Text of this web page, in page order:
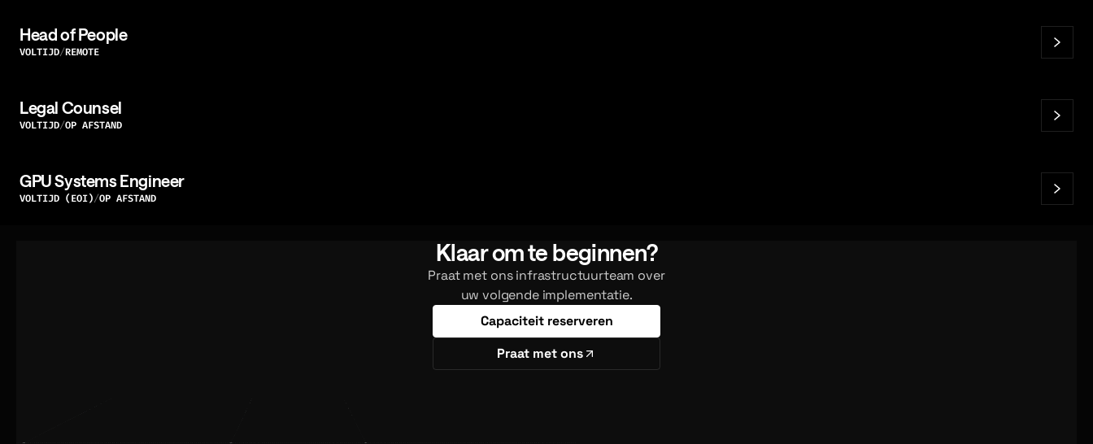
Head of People
VOLTIJD REMOTE
Legal Counsel
VOLTIJD OP AFSTAND
GPU Systems Engineer
VOLTIJD (EOI) OP AFSTAND
Klaar om te beginnen?
Praat met ons infrastructuurteam over
uw volgende implementatie.
Capaciteit reserveren
Praat met ons